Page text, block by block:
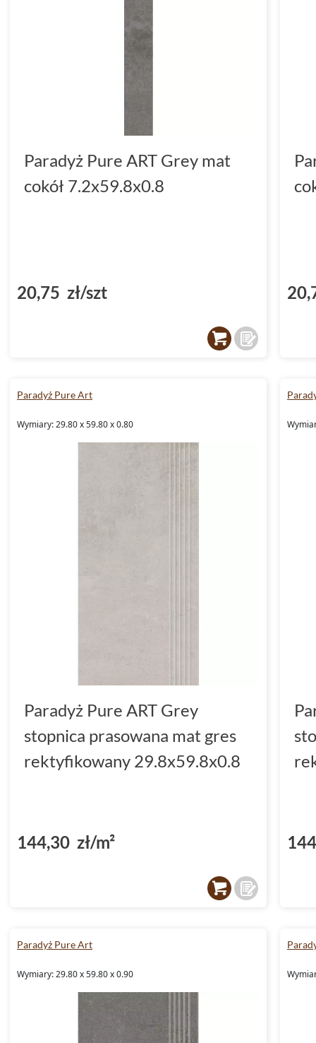
Paradyż Pure ART Grey mat
cokół 7.2x59.8x0.8
20,75 zł/szt
Paradyż Pure Art
Wymiary: 29.80 x 59.80 x 0.80
Paradyż Pure ART Grey
stopnica prasowana mat gres
rektyfikowany 29.8x59.8x0.8
144,30 zł/m²
Paradyż Pure Art
Wymiary: 29.80 x 59.80 x 0.90